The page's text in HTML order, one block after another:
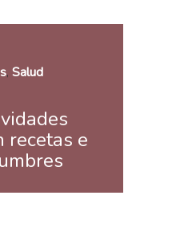
, Salud
recetas e